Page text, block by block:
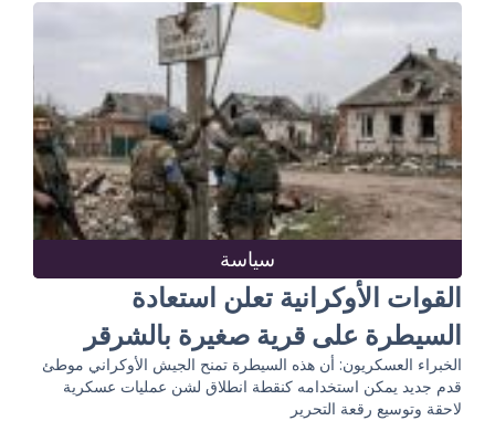
سياسة
القوات الأوكرانية تعلن استعادة
السيطرة على قرية صغيرة بالشرقر
الخبراء العسكريون: أن هذه السيطرة تمنح الجيش الأوكراني موطئ
قدم جديد يمكن استخدامه كنقطة انطلاق لشن عمليات عسكرية
لاحقة وتوسيع رقعة التحرير